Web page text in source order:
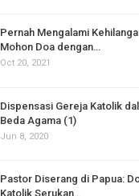
Pernah Mengalami
Dispensasi Gereja Katolik
Beda Agama (1)